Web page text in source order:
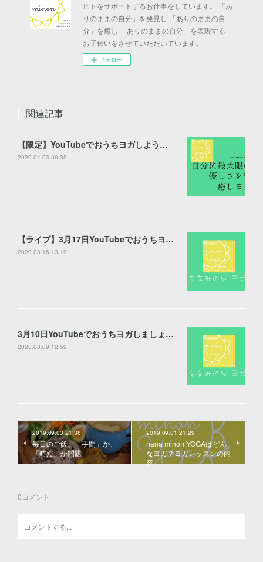
ヒトをサポートするお仕事をしています。 「あ
りのままの自分」を発見し 「ありのままの自
分」を癒し 「ありのままの自分」を表現する
お手伝いをさせていただいています。
フォロー
関連記事
【限定】YouTubeでおうちヨガしよう【公開】
2020.04.03 06:35
【ライブ】3月17日YouTubeでおうちヨガしましょう♪【配信】
2020.03.16 13:19
3月10日YouTubeでおうちヨガしましょう♪
2020.03.09 12:59
2019.09.03 21:38
毎日のご飯、「手間」か、
「時短」か問題
2019.09.01 21:29
nana minon YOGAはどん
なヨガ？ヨガレッスンの内
容
0コメント